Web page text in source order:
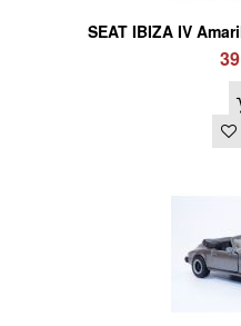
SEAT IBIZA IV